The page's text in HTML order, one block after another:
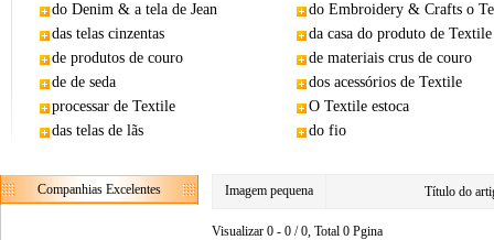
do Denim & a tela de Jean
do Embroidery & Crafts o
das telas cinzentas
da casa do produto de Textile
de produtos de couro
de materiais crus de couro
de de seda
dos acessórios de Textile
processar de Textile
O Textile estoca
das telas de lãs
do fio
Companhias Excelentes Imagem pequena Título do
Visualizar 0 - 0 / 0, Total 0 Pgina